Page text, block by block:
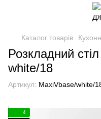
Каталог товарів
Розкладний
white/18
Артикул: MaxiVbase/white/
4